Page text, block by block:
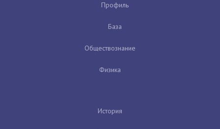
Профиль
База
Обществознание
Физика
История